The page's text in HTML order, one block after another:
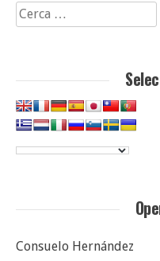
Ricerca
per:
Consuelo Hernández